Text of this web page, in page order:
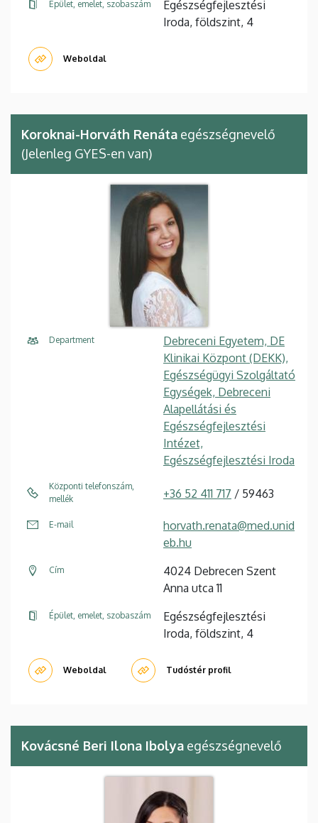
Épület, emelet, szobaszám
Egészségfejlesztési
Iroda, földszint, 4
Weboldal
Koroknai-Horváth Renáta egészségnevelő
(Jelenleg GYES-en van)
Department
Debreceni Egyetem, DE
Klinikai Központ (DEKK),
Egészségügyi Szolgáltató
Egységek, Debreceni
Alapellátási és
Egészségfejlesztési
Intézet,
Egészségfejlesztési Iroda
Központi telefonszám,
mellék
+36 52 411 717 / 59463
E-mail
horvath.renata@med.unid
eb.hu
Cím
4024 Debrecen Szent
Anna utca 11
Épület, emelet, szobaszám
Egészségfejlesztési
Iroda, földszint, 4
Weboldal Tudóstér profil
Kovácsné Beri Ilona Ibolya egészségnevelő